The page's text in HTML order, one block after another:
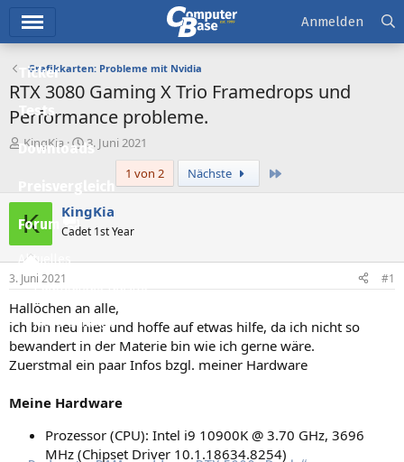
Ticker
Tests
Downloads
Forum
Aktuelles
Empfohlene Inhalte
Neue Beiträge
Neueste Aktivitäten
Anmelden
Grafikkarten: Probleme mit Nvidia
RTX 3080 Gaming X Trio Framedrops und
Performance probleme.
E
t
e
l
e
KingKia
E
t
e
l
l
m
3. Juni 2021
1 von 2
Nächste
K KingKia
Cadet 1st Year
3. Juni 2021 #1
Hallöchen an alle,
ich bin neu hier und hoffe auf etwas hilfe, da ich nicht so
bewandert in der Materie bin wie ich gerne wäre.
Zuerstmal ein paar Infos bzgl. meiner Hardware
Meine Hardware
Prozessor (CPU): Intel i9 10900K @ 3.70 GHz, 3696
MHz (Chipset Driver 10.1.18634.8254)